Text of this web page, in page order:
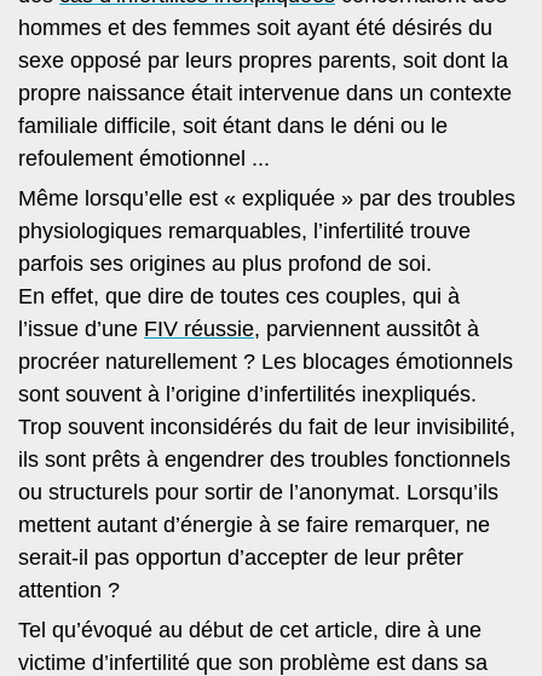
hommes et des femmes soit ayant été désirés du
sexe opposé par leurs propres parents, soit dont la
propre naissance était intervenue dans un contexte
familiale difficile, soit étant dans le déni ou le
refoulement émotionnel ...
Même lorsqu’elle est « expliquée » par des troubles
physiologiques remarquables, l’infertilité trouve
parfois ses origines au plus profond de soi.
En effet, que dire de toutes ces couples, qui à
l’issue d’une FIV réussie, parviennent aussitôt à
procréer naturellement ? Les blocages émotionnels
sont souvent à l’origine d’infertilités inexpliqués.
Trop souvent inconsidérés du fait de leur invisibilité,
ils sont prêts à engendrer des troubles fonctionnels
ou structurels pour sortir de l’anonymat. Lorsqu’ils
mettent autant d’énergie à se faire remarquer, ne
serait-il pas opportun d’accepter de leur prêter
attention ?
Tel qu’évoqué au début de cet article, dire à une
victime d’infertilité que son problème est dans sa